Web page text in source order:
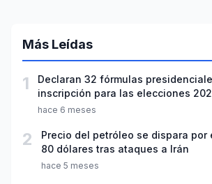
Más Leídas
1
Declaran 32 fórmulas
inscripción para las elecciones
hace 6 meses
2
Precio del petróleo se dispara por
80 dólares tras ataques a Irán
hace 5 meses